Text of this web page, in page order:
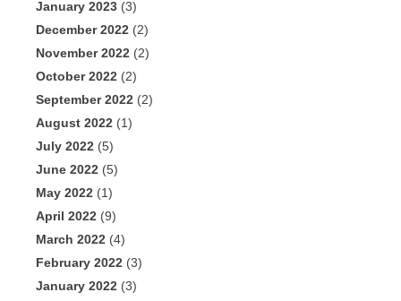
January 2023 (3)
December 2022 (2)
November 2022 (2)
October 2022 (2)
September 2022 (2)
August 2022 (1)
July 2022 (5)
June 2022 (5)
May 2022 (1)
April 2022 (9)
March 2022 (4)
February 2022 (3)
January 2022 (3)